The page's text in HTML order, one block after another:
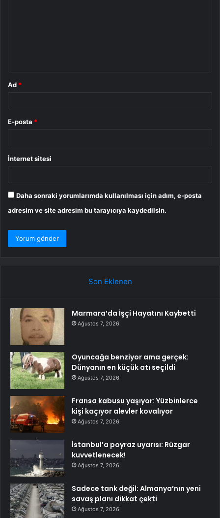
Ad *
E-posta *
İnternet sitesi
Daha sonraki yorumlarımda kullanılması için adım, e-posta
adresim ve site adresim bu tarayıcıya kaydedilsin.
Son Eklenen
Marmara’da İşçi Hayatını Kaybetti
Ağustos 7, 2026
Oyuncağa benziyor ama gerçek:
Dünyanın en küçük atı seçildi
Ağustos 7, 2026
Fransa kabusu yaşıyor: Yüzbinlerce
kişi kaçıyor alevler kovalıyor
Ağustos 7, 2026
İstanbul’a poyraz uyarısı: Rüzgar
kuvvetlenecek!
Ağustos 7, 2026
Sadece tank değil: Almanya’nın yeni
savaş planı dikkat çekti
Ağustos 7, 2026